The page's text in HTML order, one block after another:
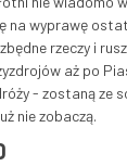
na wyprawę
rzeczy i
aż po
- zostaną ze
nie zobaczą.